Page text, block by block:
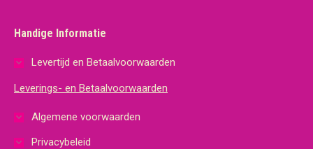
Handige Informatie
Levertijd en Betaalvoorwaarden
Leverings- en Betaalvoorwaarden
Algemene voorwaarden
Privacybeleid